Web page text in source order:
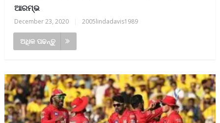
ଆରମ୍ଭ
December 23, 2020 2005lindadavis1989
ଅଧିକ ପଢନ୍ତୁ